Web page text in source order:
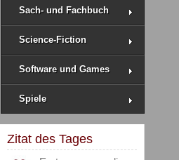
Sach- und Fachbuch
Science-Fiction
Software und Games
Spiele
Zitat des Tages